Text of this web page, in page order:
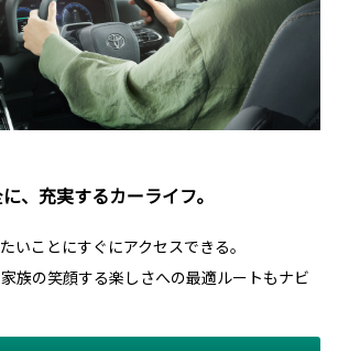
、充実するカーライフ。
いことにすぐにアクセスできる。
族の笑顔する楽しさへの最適ルートもナビ